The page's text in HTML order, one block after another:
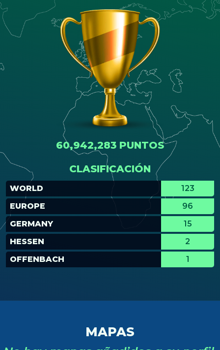
60,942,283 PUNTOS
CLASIFICACIÓN
WORLD
123
EUROPE
96
GERMANY
15
HESSEN
2
OFFENBACH
1
MAPAS